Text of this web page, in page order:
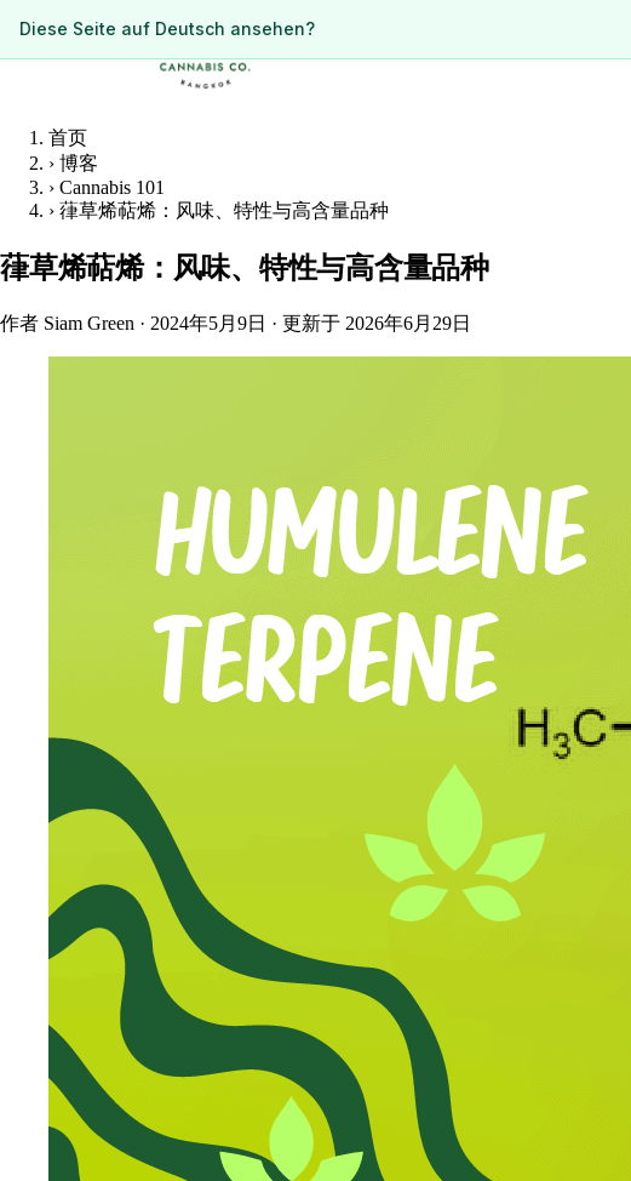
ดูหน้านี้เป็นภาษาไทย?
Diese Seite auf Deutsch ansehen?
首页
› 博客
› Cannabis 101
› 葎草烯萜烯：风味、特性与高含量品种
葎草烯萜烯：风味、特性与高含量品种
作者 Siam Green · 2024年5月9日 · 更新于 2026年6月29日